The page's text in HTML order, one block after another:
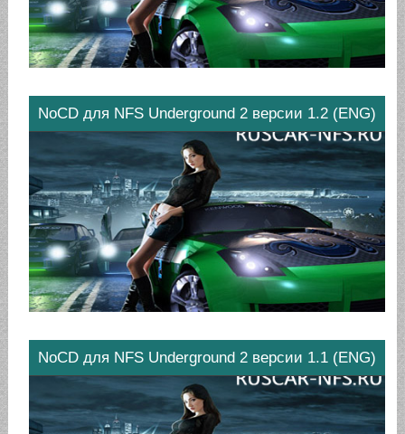
NoCD для NFS Underground 2 версии 1.2 (ENG)
NoCD для NFS Underground 2 версии 1.1 (ENG)